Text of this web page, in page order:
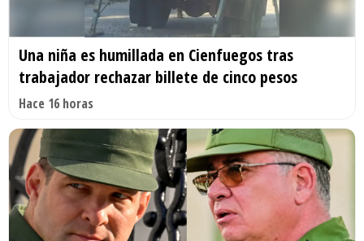
Una niña es humillada en Cienfuegos tras
trabajador rechazar billete de cinco pesos
Hace 16 horas